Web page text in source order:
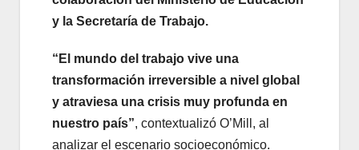
y la Secretaría de Trabajo.
“El mundo del trabajo vive una
transformación irreversible a nivel global
y atraviesa una crisis muy profunda en
nuestro país”, contextualizó O’Mill, al
analizar el escenario socioeconómico.